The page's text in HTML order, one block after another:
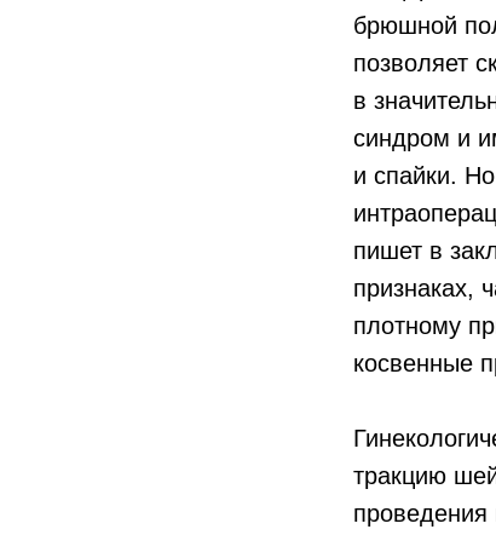
брюшной
позволяет
в
синдром и
и спайки.
пишет в
признаках,
плотному
косвенные
тракцию
проведения